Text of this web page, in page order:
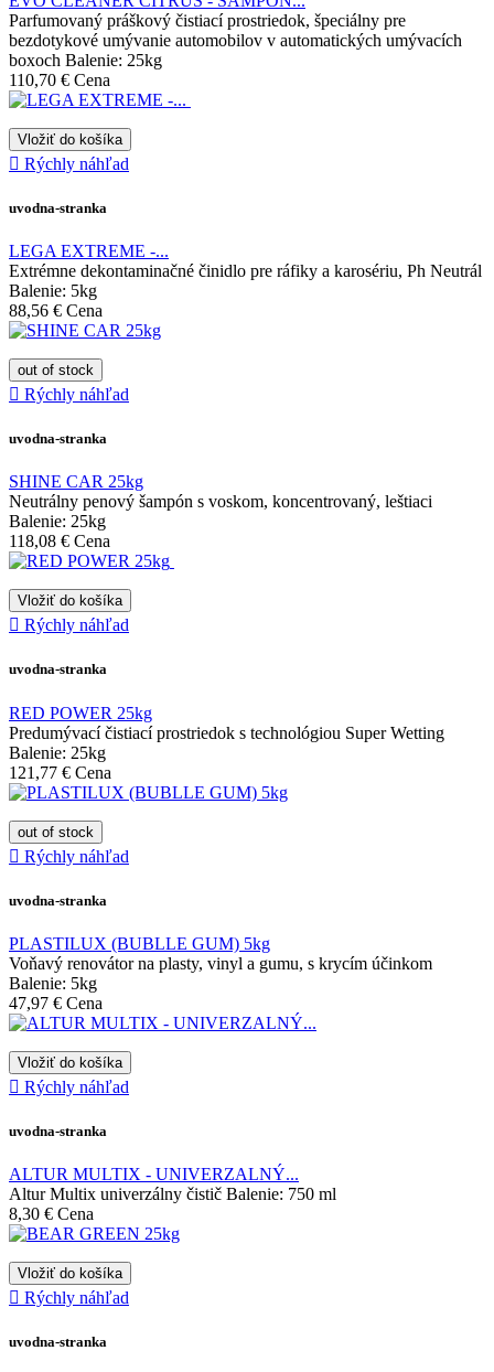
Parfumovaný práškový čistiací prostriedok, špeciálny pre
bezdotykové umývanie automobilov v automatických umývacích
boxoch Balenie: 25kg
110,70 € Cena
Vložiť do košíka
 Rýchly náhľad
uvodna-stranka
LEGA EXTREME -...
Extrémne dekontaminačné činidlo pre ráfiky a karosériu, Ph Neutrál
Balenie: 5kg
88,56 € Cena
out of stock
 Rýchly náhľad
uvodna-stranka
SHINE CAR 25kg
Neutrálny penový šampón s voskom, koncentrovaný, leštiaci
Balenie: 25kg
118,08 € Cena
Vložiť do košíka
 Rýchly náhľad
uvodna-stranka
RED POWER 25kg
Predumývací čistiací prostriedok s technológiou Super Wetting
Balenie: 25kg
121,77 € Cena
out of stock
 Rýchly náhľad
uvodna-stranka
PLASTILUX (BUBLLE GUM) 5kg
Voňavý renovátor na plasty, vinyl a gumu, s krycím účinkom
Balenie: 5kg
47,97 € Cena
Vložiť do košíka
 Rýchly náhľad
uvodna-stranka
ALTUR MULTIX - UNIVERZALNÝ...
Altur Multix univerzálny čistič Balenie: 750 ml
8,30 € Cena
Vložiť do košíka
 Rýchly náhľad
uvodna-stranka